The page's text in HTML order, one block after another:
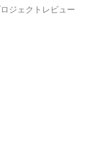
ジェクトレビュー